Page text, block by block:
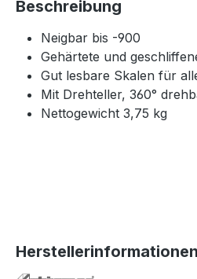
Beschreibung
Neigbar bis -900
Gehärtete und
Gut lesbare Skalen für
Mit Drehteller, 360°
Nettogewicht 3,75 kg
Herstellerinformationen